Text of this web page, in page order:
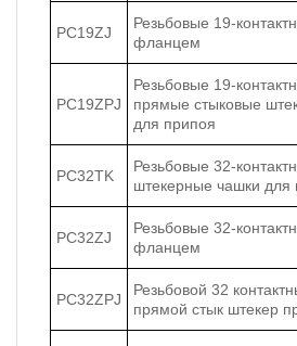
PC19ZJ
Резьбовые 19-
фланцем
PC19ZPJ
Резьбовые 19-
прямые стыковые
для припоя
PC32TK
Резьбовые 32-
штекерные чашки для
PC32ZJ
Резьбовые 32-
фланцем
PC32ZPJ
Резьбовой 32
прямой стык штекер